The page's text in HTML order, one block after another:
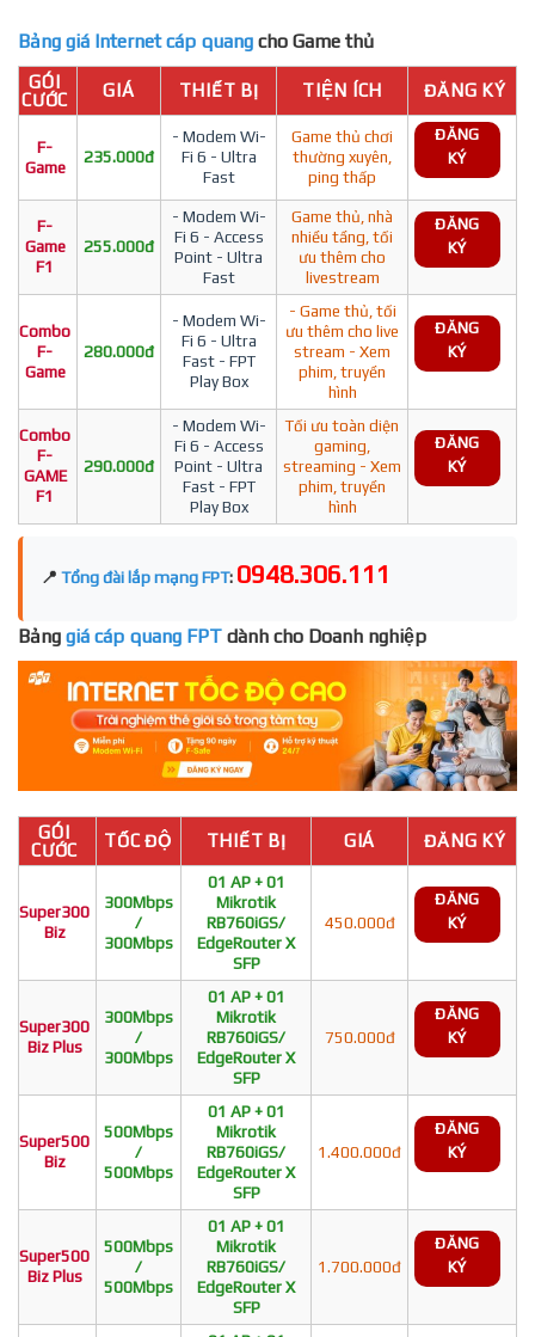
Bảng giá Internet cáp quang cho Game thủ
GÓI
CƯỚC
GIÁ THIẾT BỊ TIỆN ÍCH ĐĂNG KÝ
F-
Game
235.000đ
- Modem Wi-
Fi 6 - Ultra
Fast
Game thủ chơi
thường xuyên,
ping thấp
ĐĂNG
KÝ
F-
Game
F1
255.000đ
- Modem Wi-
Fi 6 - Access
Point - Ultra
Fast
Game thủ, nhà
nhiều tầng, tối
ưu thêm cho
livestream
ĐĂNG
KÝ
Combo
F-
Game
280.000đ
- Modem Wi-
Fi 6 - Ultra
Fast - FPT
Play Box
- Game thủ, tối
ưu thêm cho live
stream - Xem
phim, truyền
hình
ĐĂNG
KÝ
Combo
F-
GAME
F1
290.000đ
- Modem Wi-
Fi 6 - Access
Point - Ultra
Fast - FPT
Play Box
Tối ưu toàn diện
gaming,
streaming - Xem
phim, truyền
hình
ĐĂNG
KÝ
📍 Tổng đài lắp mạng FPT: 0948.306.111
Bảng giá cáp quang FPT dành cho Doanh nghiệp
GÓI
CƯỚC
TỐC ĐỘ THIẾT BỊ GIÁ ĐĂNG KÝ
Super300
Biz
300Mbps
/
300Mbps
01 AP + 01
Mikrotik
RB760iGS/
EdgeRouter X
SFP
450.000đ
ĐĂNG
KÝ
Super300
Biz Plus
300Mbps
/
300Mbps
01 AP + 01
Mikrotik
RB760iGS/
EdgeRouter X
SFP
750.000đ
ĐĂNG
KÝ
Super500
Biz
500Mbps
/
500Mbps
01 AP + 01
Mikrotik
RB760iGS/
EdgeRouter X
SFP
1.400.000đ
ĐĂNG
KÝ
Super500
Biz Plus
500Mbps
/
500Mbps
01 AP + 01
Mikrotik
RB760iGS/
EdgeRouter X
SFP
1.700.000đ
ĐĂNG
KÝ